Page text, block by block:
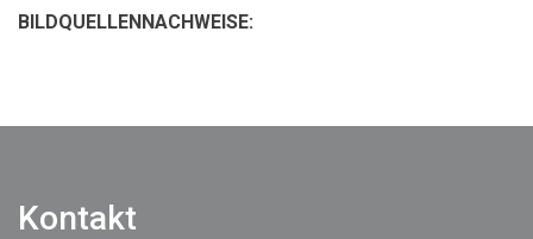
BILDQUELLENNACHWEISE:
Kontakt